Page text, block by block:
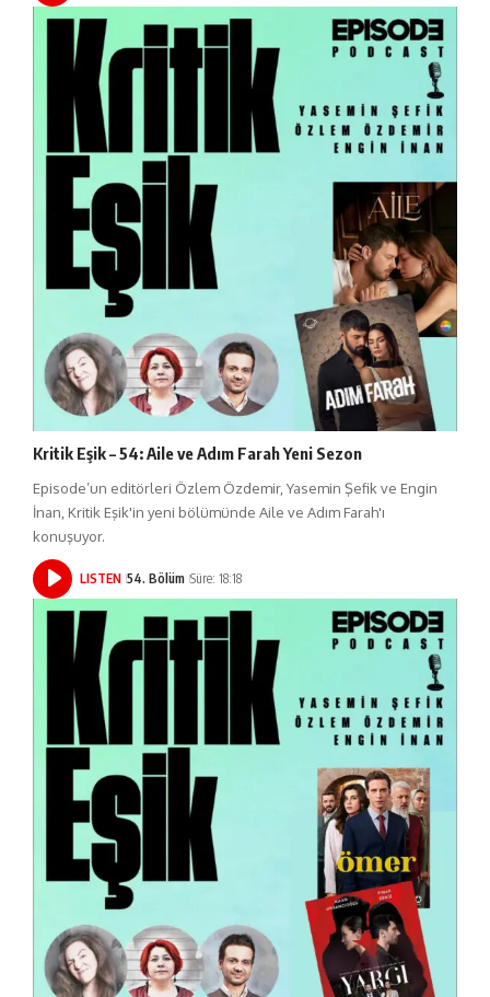
Kritik Eşik – 54: Aile ve Adım Farah Yeni Sezon
Episode’un editörleri Özlem Özdemir, Yasemin Şefik ve Engin
İnan, Kritik Eşik'in yeni bölümünde Aile ve Adım Farah'ı
konuşuyor.
LISTEN 54. Bölüm Süre: 18:18